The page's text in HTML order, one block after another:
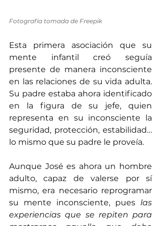
Fotografía tomada de Freepik
Esta primera asociación que su
mente infantil creó seguía
presente de manera inconsciente
en las relaciones de su vida adulta.
Su padre estaba ahora identificado
en la figura de su jefe, quien
representa en su inconsciente la
seguridad, protección, estabilidad…
lo mismo que su padre le proveía.
Aunque José es ahora un hombre
adulto, capaz de valerse por sí
mismo, era necesario reprogramar
su mente inconsciente, pues las
experiencias que se repiten para